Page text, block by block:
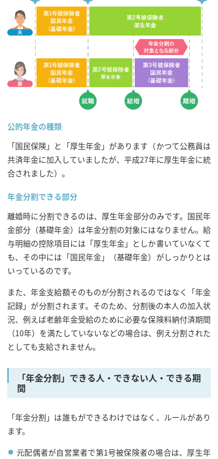
公的年金の種類
「国民保険」と「厚生年金」があります（かつて公務員は
共済年金に加入していましたが、平成27年に厚生年金に統
合されました）。
年金分割できる部分
離婚時に分割できるのは、厚生年金部分のみです。国民年
金部分（基礎年金）は年金分割の対象にはなりません。給
与明細の控除項目には「厚生年金」としか書いていなくて
も、その中には「国民年金」（基礎年金）がしっかりとは
いっているのです。
また、年金支給額そのものが分割されるのではなく「年金
記録」が分割されます。そのため、分割後の本人の加入状
況、例えば老齢年金受給のために必要な保険料納付済期間
（10年）を満たしていないなどの場合は、例え分割された
としても支給されません。
「年金分割」できる人・できない人・できる期
間
「年金分割」は誰もができるわけではなく、ルールがあり
ます。
元配偶者が自営業者で第1号被保険者の場合は、厚生年